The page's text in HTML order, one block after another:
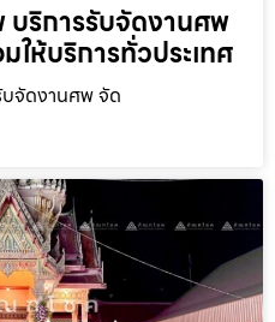
บริการรับจัดงานศพ
ให้บริการทั่วประเทศ
จัดงานศพ จัด